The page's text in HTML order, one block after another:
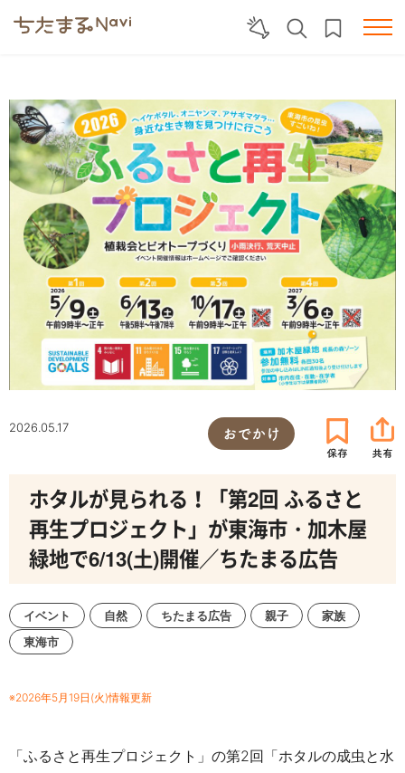
2026.05.17 おでかけ
ホタルが見られる！「第2回 ふるさと
再生プロジェクト」が東海市・加木屋
緑地で6/13(土)開催／ちたまる広告
イベント 自然 ちたまる広告 親子
家族
東海市
※2026年5月19日(火)情報更新
「ふるさと再生プロジェクト」の第2回「ホタルの成虫と水